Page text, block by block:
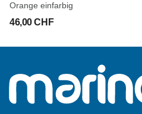
Orange einfarbig
46,00 CHF